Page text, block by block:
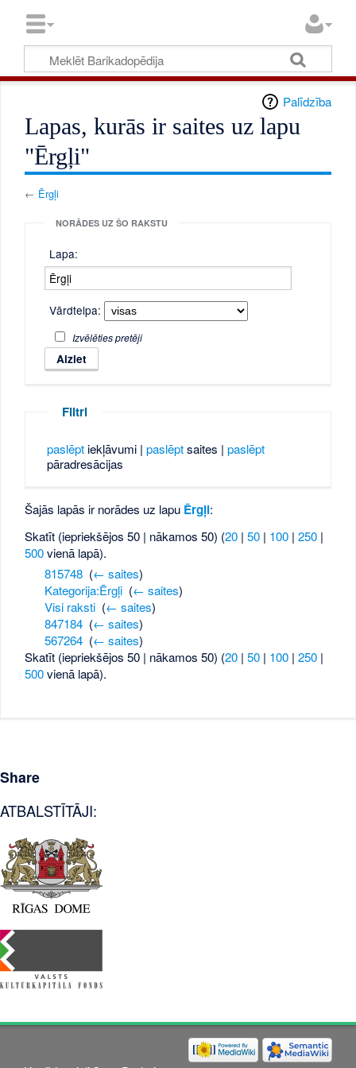
Palīdzība
Lapas, kurās ir saites uz lapu
"Ērgļi"
← Ērgļi
NORĀDES UZ ŠO RAKSTU
Lapa:
Vārdtelpa:
Izvēlēties pretēji
Filtri
paslēptiekļāvumi | paslēptsaites | paslēpt
pāradresācijas
Šajās lapās ir norādes uz lapu Ērgļi:
Skatīt (iepriekšējos 50 | nākamos 50) (20 |50 | 100 |250 |
500vienā lapā).
815748‎ (← saites)
Kategorija:Ērgļi‎ (← saites)
Visi raksti‎ (← saites)
847184‎ (← saites)
567264‎ (← saites)
Skatīt (iepriekšējos 50 | nākamos 50) (20 |50 | 100 |250 |
500vienā lapā).
Share
ATBALSTĪTĀJI: